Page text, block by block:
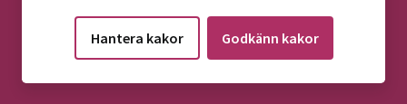
©2026 Region Norrbotten
Hantera kakor Godkänn kakor